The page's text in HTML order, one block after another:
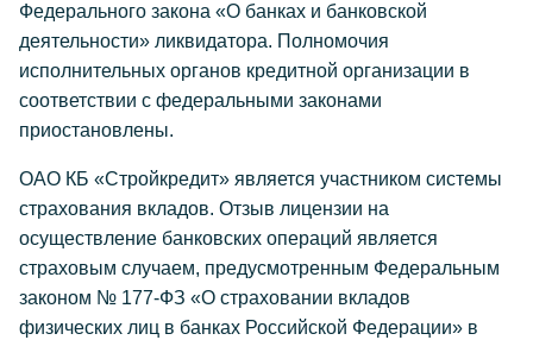
Федерального закона «О банках и банковской
деятельности» ликвидатора. Полномочия
исполнительных органов кредитной организации в
соответствии с федеральными законами
приостановлены.
ОАО КБ «Стройкредит» является участником системы
страхования вкладов. Отзыв лицензии на
осуществление банковских операций является
страховым случаем, предусмотренным Федеральным
законом № 177-ФЗ «О страховании вкладов
физических лиц в банках Российской Федерации» в